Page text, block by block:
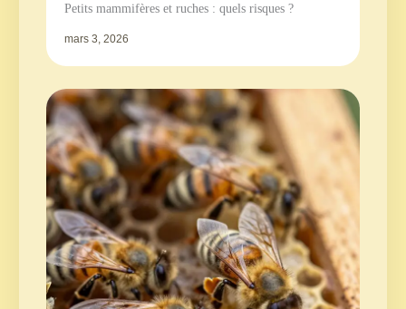
Petits mammifères et ruches : quels risques ?
mars 3, 2026